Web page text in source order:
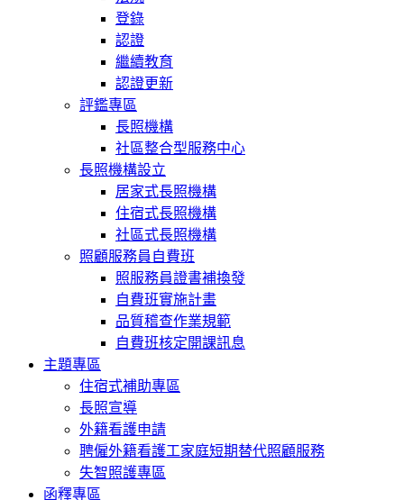
登錄
認證
繼續教育
認證更新
評鑑專區
長照機構
社區整合型服務中心
長照機構設立
居家式長照機構
住宿式長照機構
社區式長照機構
照顧服務員自費班
照服務員證書補換發
自費班實施計畫
品質稽查作業規範
自費班核定開課訊息
主題專區
住宿式補助專區
長照宣導
外籍看護申請
聘僱外籍看護工家庭短期替代照顧服務
失智照護專區
函釋專區